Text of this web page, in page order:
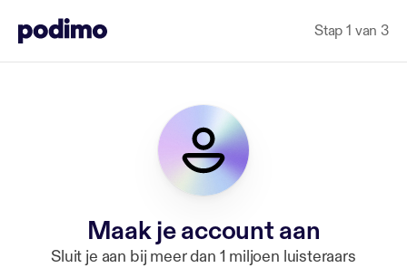
Stap 1 van 3
Maak je account aan
Sluit je aan bij meer dan 1 miljoen luisteraars